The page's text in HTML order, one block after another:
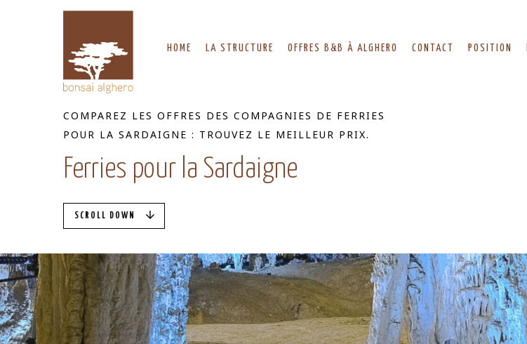
HOME LA STRUCTURE OFFRES B&B À ALGHERO CONTACT POSITION
COMPAREZ LES OFFRES DES COMPAGNIES DE FERRIES
POUR LA SARDAIGNE : TROUVEZ LE MEILLEUR PRIX.
Ferries pour la Sardaigne
SCROLL DOWN